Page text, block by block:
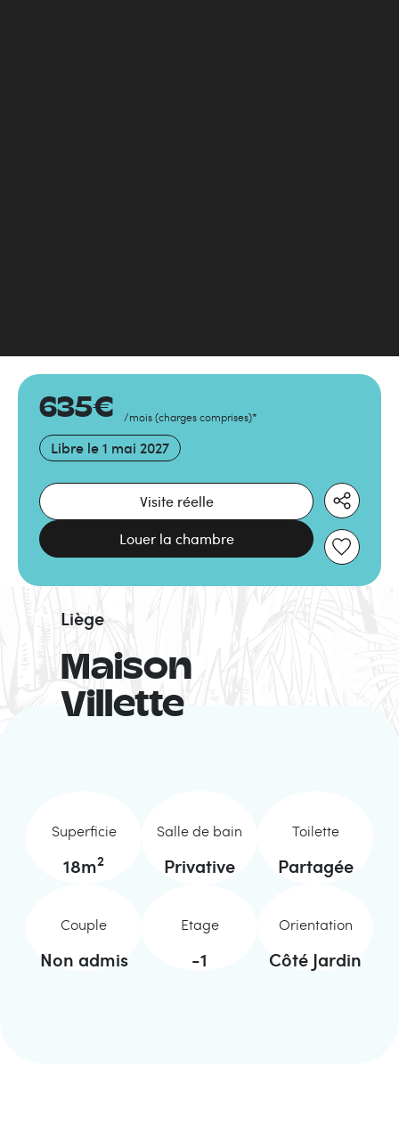
635€ /mois (charges comprises)*
Libre le 1 mai 2027
Visite réelle
Louer la chambre
Maison
Villette
Liège
Superficie
18m2
Salle de bain
Privative
Toilette
Partagée
Couple
Non admis
Etage
-1
Orientation
Côté Jardin